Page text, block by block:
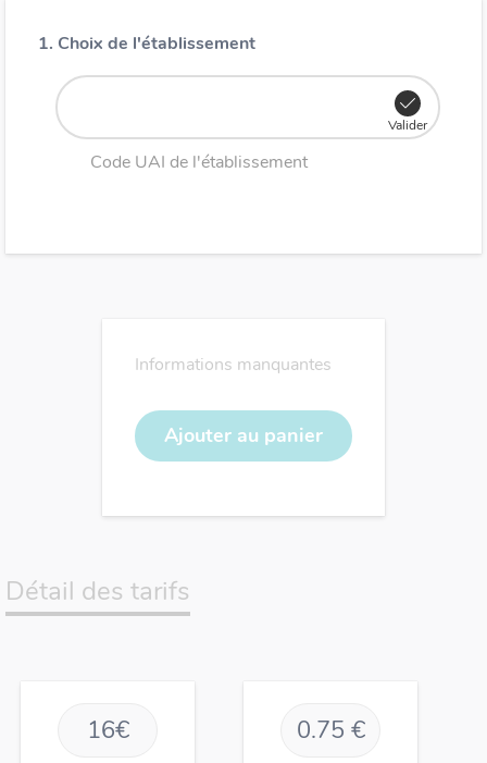
1. Choix de l'établissement
Code UAI de l'établissement
Valider
Informations manquantes
Détail des tarifs
16€ 0.75 €